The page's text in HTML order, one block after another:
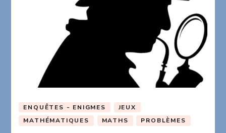
ENQUÊTES - ENIGMES
JEUX
MATHÉMATIQUES
MATHS PROBLÈMES